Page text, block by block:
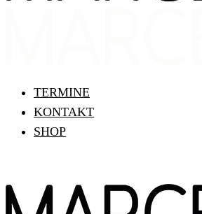
TERMINE
KONTAKT
SHOP